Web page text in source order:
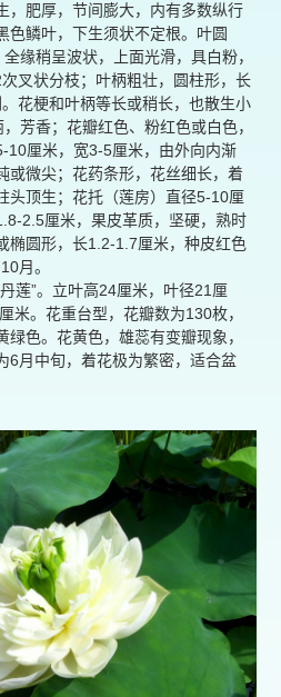
，肥厚，节间膨大，内有多数纵行
色鳞叶，下生须状不定根。叶圆
缘稍呈波状，上面光滑，具白粉，
叉状分枝；叶柄粗壮，圆柱形，长
花梗和叶柄等长或稍长，也散生小
芳香；花瓣红色、粉红色或白色，
10厘米，宽3-5厘米，由外向内渐
或微尖；花药条形，花丝细长，着
头顶生；花托（莲房）直径5-10厘
2.5厘米，果皮革质，坚硬，熟时
椭圆形，长1.2-1.7厘米，种皮红色
月。
莲”。立叶高24厘米，叶径21厘
米。花重台型，花瓣数为130枚，
色。花黄色，雄蕊有变瓣现象，
6月中旬，着花极为繁密，适合盆